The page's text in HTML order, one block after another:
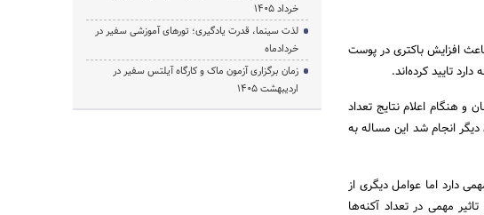
افزایش باکتری در پوست
تایید کرده‌اند.
امتحان و هنگام اعلام نتایج تعداد
تحقیق دیگری در مورد علائم استرس نیز که روی ۹۴ نوجوان دیگر انجام شد این مساله به
دارد اما عوامل دیگری از
مهمی در تعداد آکنه‌ها
خرداد 1405
لذت سینما، قدرت یادگیری؛ تورهای آموزشی سفیر در
خردادماه
زمان برگزاری آزمون ماک و کارگاه آیلتس سفیر در
اردیبهشت 1405